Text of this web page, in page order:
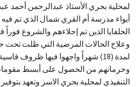
لمحلية بحري الأستاذ عبدالرحمن أحمد
أيواء مدرسة أم القري شمال الذي تم
الحلفايا الذين تم إجلاءهم والشروع فوراً
وعلاج الحالات المرضية التي ظلت تحت
لمدة (18) شهراً واجهوا فيها ظروف
وحرمانهم من الحصول على أبسط
التنفيذي لمحلية بحري الاسر وتعهد